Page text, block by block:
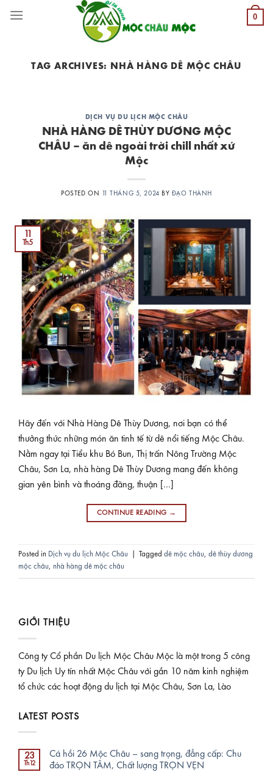
0
TAG ARCHIVES: NHÀ HÀNG DÊ MỘC CHÂU
DỊCH VỤ DU LỊCH MỘC CHÂU
NHÀ HÀNG DÊ THÙY DƯƠNG MỘC
CHÂU – ăn dê ngoài trời chill nhất xứ
Mộc
POSTED ON 11 THÁNG 5, 2024 BY ĐẠO THÀNH
11
Th5
Hãy đến với Nhà Hàng Dê Thùy Dương, nơi bạn có thể
thưởng thức những món ăn tinh tế từ dê nổi tiếng Mộc Châu.
Nằm ngay tại Tiểu khu Bó Bun, Thị trấn Nông Trường Mộc
Châu, Sơn La, nhà hàng Dê Thùy Dương mang đến không
gian yên bình và thoáng đãng, thuận […]
CONTINUE READING →
Posted in Dịch vụ du lịch Mộc Châu Tagged dê mộc châu, dê thùy dương
mộc châu, nhà hàng dê mộc châu
GIỚI THIỆU
Công ty Cổ phần Du lịch Mộc Châu Mộc là một trong 5 công
ty Du lịch Uy tín nhất Mộc Châu với gần 10 năm kinh nghiệm
tổ chức các hoạt động du lịch tại Mộc Châu, Sơn La, Lào
LATEST POSTS
23
Th12
Cá hồi 26 Mộc Châu – sang trọng, đẳng cấp: Chu
đáo TRỌN TÂM, Chất lượng TRỌN VẸN